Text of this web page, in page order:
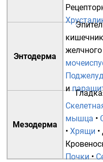
Энтодерма
и
Мезодерма
мышца •
• Хрящи •
Почки•